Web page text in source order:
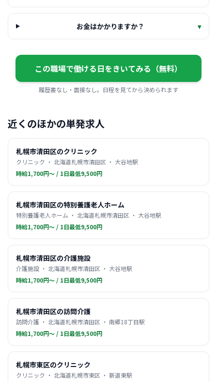
お金はかかりますか？ ▾
この職場で働ける日をきいてみる（無料）
履歴書なし・面接なし。日程を見てから決められます
近くのほかの単発求人
札幌市清田区のクリニック
クリニック ・ 北海道札幌市清田区 ・ 大谷地駅
時給1,700円〜 / 1日最低9,500円
札幌市清田区の特別養護老人ホーム
特別養護老人ホーム ・ 北海道札幌市清田区 ・ 大谷地駅
時給1,700円〜 / 1日最低9,500円
札幌市清田区の介護施設
介護施設 ・ 北海道札幌市清田区 ・ 大谷地駅
時給1,700円〜 / 1日最低9,500円
札幌市清田区の訪問介護
訪問介護 ・ 北海道札幌市清田区 ・ 南郷18丁目駅
時給1,700円〜 / 1日最低9,500円
札幌市東区のクリニック
クリニック ・ 北海道札幌市東区 ・ 新道東駅